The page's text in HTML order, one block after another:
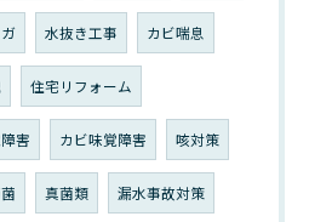
水抜き工事 カビ喘息
住宅リフォーム
害 カビ味覚障害 咳対策
真菌類 漏水事故対策